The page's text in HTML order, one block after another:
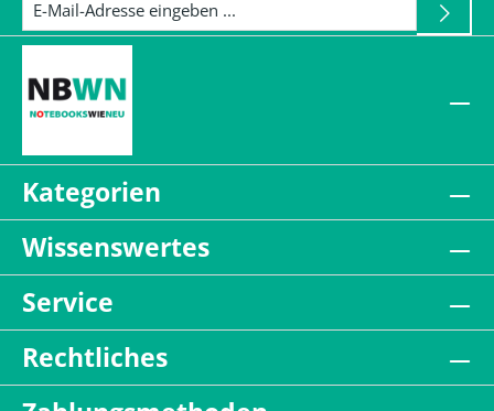
Kategorien
Wissenswertes
Service
Rechtliches